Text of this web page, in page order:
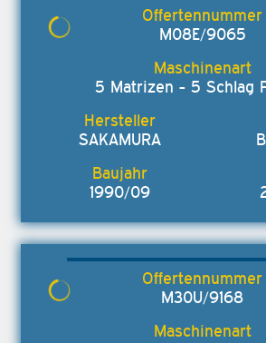
M08E/9065
5 Matrizen - 5 Schlag
SAKAMURA
1990/09
M30U/9168